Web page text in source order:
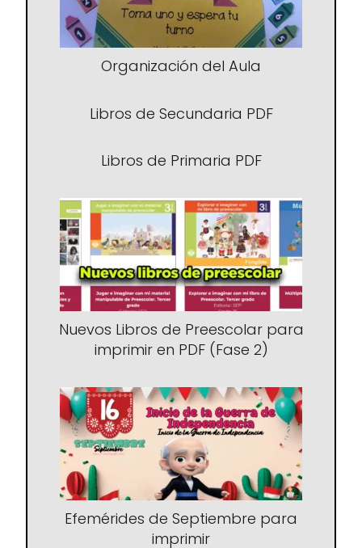
Organización del Aula
Libros de Secundaria PDF
Libros de Primaria PDF
Nuevos Libros de Preescolar para
imprimir en PDF (Fase 2)
Efemérides de Septiembre para
imprimir